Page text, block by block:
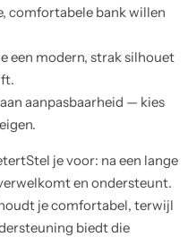
comfortabele bank willen
een modern, strak silhouet
aanpasbaarheid — kies
je voor: na een lange
en ondersteunt.
je comfortabel, terwijl
biedt die